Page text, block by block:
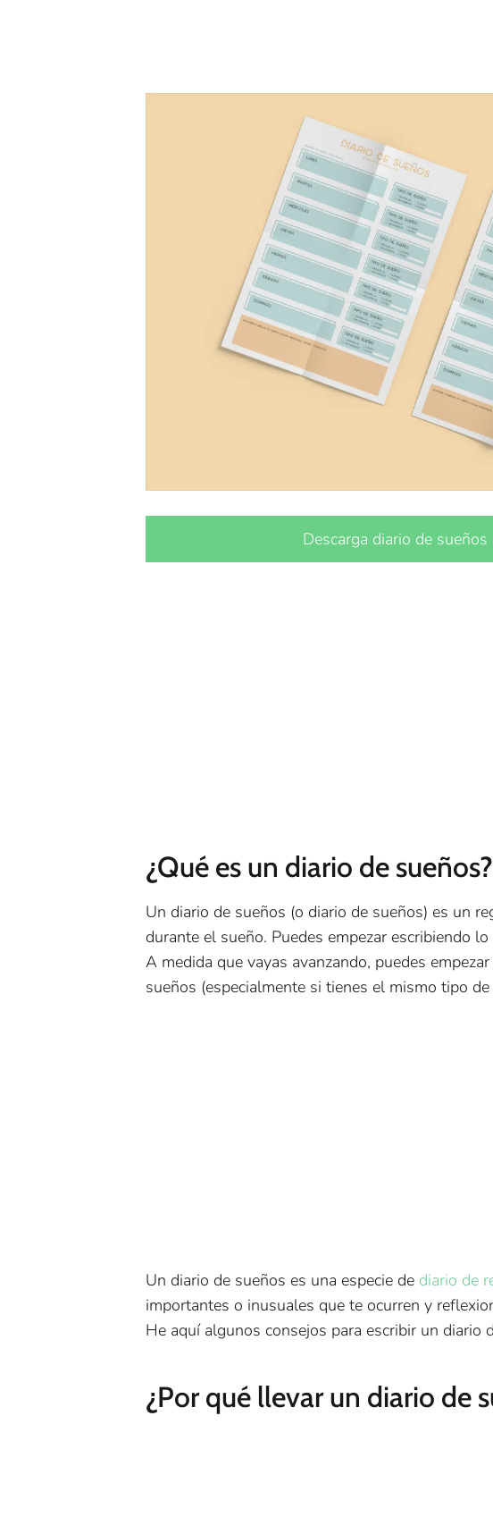
Descarga diario de
¿Qué es un diario de sueños?
Un diario de sueños (o diario de sueños) es un
durante el sueño. Puedes empezar escribiendo
A medida que vayas avanzando, puedes
sueños (especialmente si tienes el mismo tipo
Un diario de sueños es una especie de diario de
importantes o inusuales que te ocurren y
He aquí algunos consejos para escribir un diario
¿Por qué llevar un diario de